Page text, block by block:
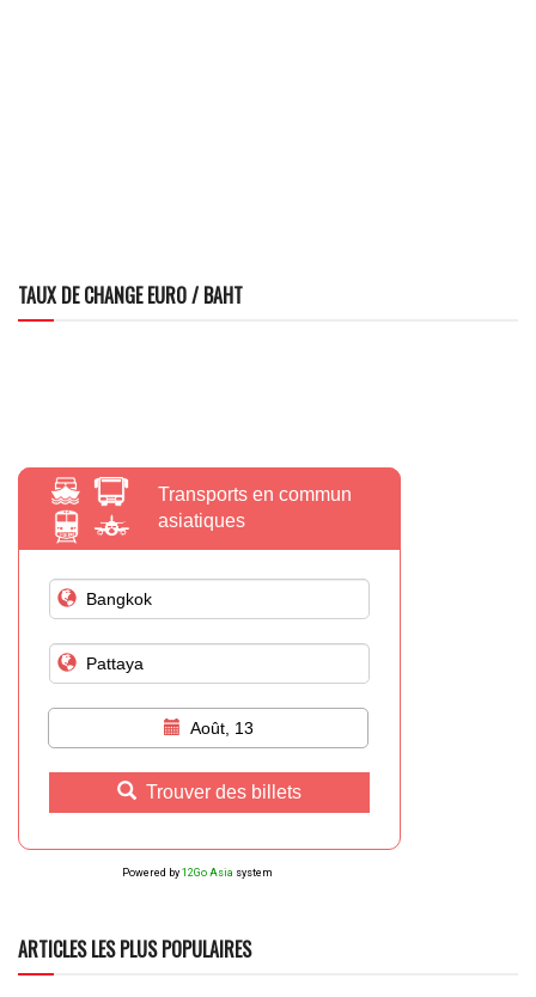
TAUX DE CHANGE EURO / BAHT
Transports en commun
asiatiques
Août, 13
Trouver des billets
Powered by 12Go Asia system
ARTICLES LES PLUS POPULAIRES